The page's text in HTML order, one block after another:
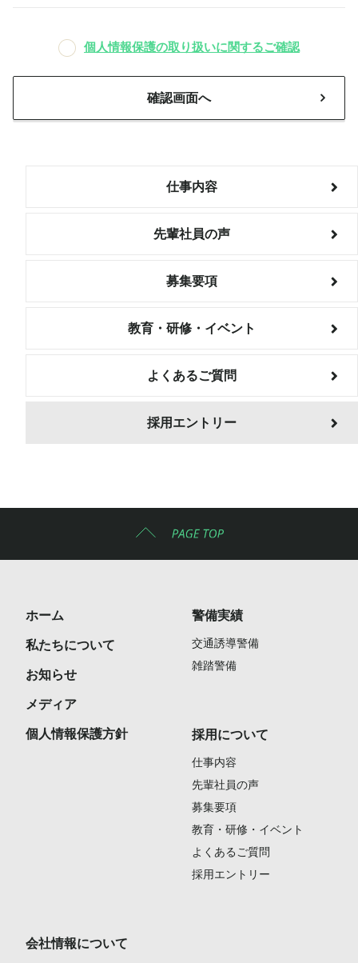
個人情報保護の取り扱いに関するご確認
確認画面へ
仕事内容
先輩社員の声
募集要項
教育・研修・イベント
よくあるご質問
採用エントリー
ホーム
私たちについて
お知らせ
メディア
個人情報保護方針
警備実績
交通誘導警備
雑踏警備
採用について
仕事内容
先輩社員の声
募集要項
教育・研修・イベント
よくあるご質問
採用エントリー
会社情報について